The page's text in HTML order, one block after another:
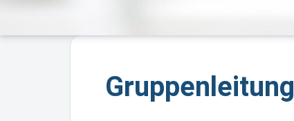
Gruppenleitung